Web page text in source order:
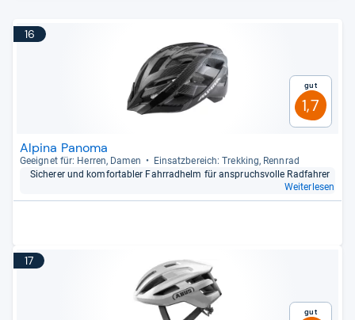
16
Gut
1,7
Alpina Panoma
Geeig­net für: Her­ren, Damen
Ein­satz­be­reich: Trek­king, Renn­rad
Siche­rer und kom­for­ta­bler Fahr­rad­helm für anspruchs­volle Rad­fah­rer
Weiterlesen
17
Gut